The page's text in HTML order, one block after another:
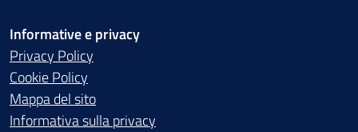
Informative e privacy
Privacy Policy
Cookie Policy
Mappa del sito
Informativa sulla privacy